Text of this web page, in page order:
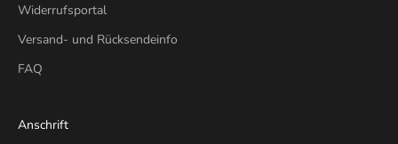
Widerrufsportal
Versand- und Rücksendeinfo
FAQ
Anschrift